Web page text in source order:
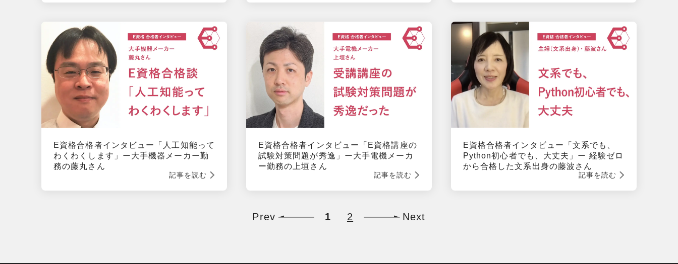
E資格合格者インタビュー「人工知能って
わくわくします」ー大手機器メーカー勤
務の藤丸さん
記事を読む
E資格合格者インタビュー「E資格講座の
試験対策問題が秀逸」ー大手電機メーカ
ー勤務の上垣さん
記事を読む
E資格合格者インタビュー「文系でも、
Python初心者でも、大丈夫」ー 経験ゼロ
から合格した文系出身の藤波さん
記事を読む
Prev 1 2 Next